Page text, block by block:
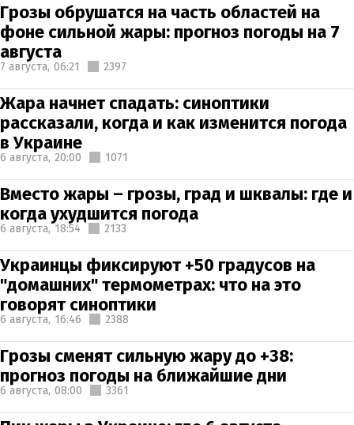
Грозы обрушатся на часть областей на
фоне сильной жары: прогноз погоды на 7
августа
7 августа, 06:21 2397
Жара начнет спадать: синоптики
рассказали, когда и как изменится погода
в Украине
6 августа, 20:00 1071
Вместо жары – грозы, град и шквалы: где и
когда ухудшится погода
6 августа, 18:54 2133
Украинцы фиксируют +50 градусов на
"домашних" термометрах: что на это
говорят синоптики
6 августа, 16:46 2388
Грозы сменят сильную жару до +38:
прогноз погоды на ближайшие дни
6 августа, 08:00 3361